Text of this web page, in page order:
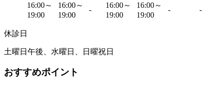
16:00～
19:00
16:00～
19:00
-
16:00～
19:00
16:00～
19:00
- -
休診日
土曜日午後、水曜日、日曜祝日
おすすめポイント